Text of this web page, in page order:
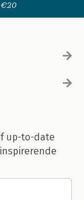
€20
up-to-date